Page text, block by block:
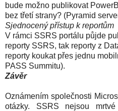
bude možno publikovat
bez třetí strany? (Pyramid
Sjednocený přístup k reportům
V rámci SSRS portálu půjde
reporty SSRS, tak reporty z
reporty koukat přes jednu
PASS Summitu).
Závěr
Oznámením společnosti
otázky. SSRS nejsou